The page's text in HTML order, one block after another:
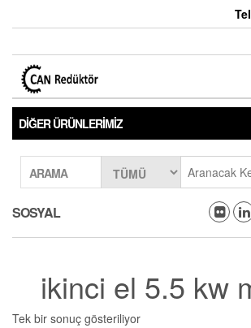
DIĞER ÜRÜNLERIMIZ
ARAMA
SOSYAL
ikinci el 5.5 kw
Tek bir sonuç gösteriliyor